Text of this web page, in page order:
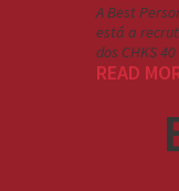
A Best
está a
dos CHKS
READ